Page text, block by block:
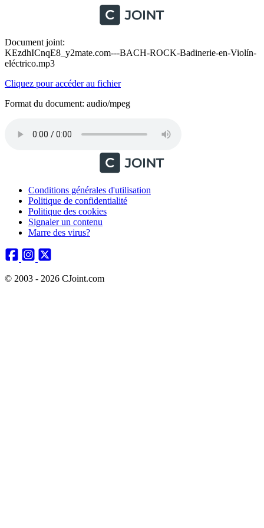
Document joint:
KEzdhICnqE8_y2mate.com---BACH-ROCK-Badinerie-en-Violín-
eléctrico.mp3
Cliquez pour accéder au fichier
Format du document: audio/mpeg
Conditions générales d'utilisation
Politique de confidentialité
Politique des cookies
Signaler un contenu
Marre des virus?
© 2003 - 2026 CJoint.com